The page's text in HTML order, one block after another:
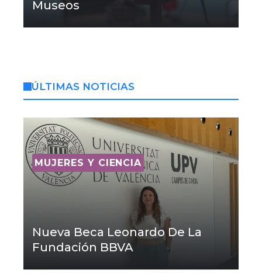
Museos
ÚLTIMAS NOTICIAS
MUJERES Y CIENCIA
Nueva Beca Leonardo De La
Fundación BBVA